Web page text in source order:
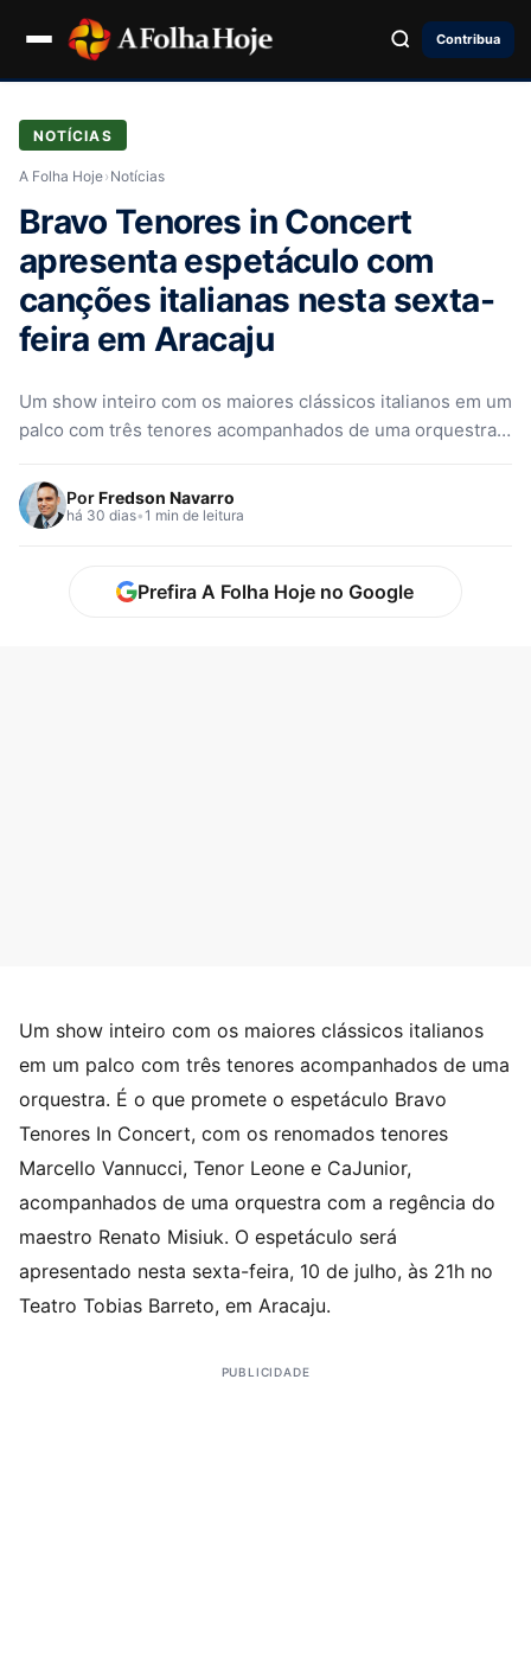
Contribua
NOTÍCIAS
A Folha Hoje› Notícias
Bravo Tenores in Concert
apresenta espetáculo com
canções italianas nesta sexta-
feira em Aracaju
Um show inteiro com os maiores clássicos italianos em um
palco com três tenores acompanhados de uma orquestra.
PorFredson Navarro
há 30 dias•1 min de leitura
Prefira A Folha Hoje no Google
Um show inteiro com os maiores clássicos italianos
em um palco com três tenores acompanhados de uma
orquestra. É o que promete o espetáculo Bravo
Tenores In Concert, com os renomados tenores
Marcello Vannucci, Tenor Leone e CaJunior,
acompanhados de uma orquestra com a regência do
maestro Renato Misiuk. O espetáculo será
apresentado nesta sexta-feira, 10 de julho, às 21h no
Teatro Tobias Barreto, em Aracaju.
PUBLICIDADE